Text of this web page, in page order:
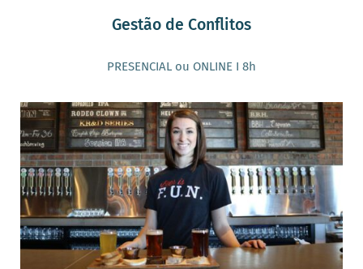
Gestão de Conflitos
PRESENCIAL ou ONLINE I 8h